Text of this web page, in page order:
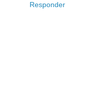
Responder